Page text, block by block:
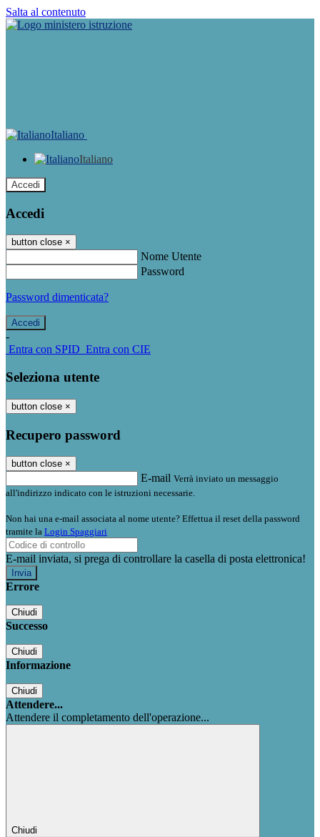
Salta al contenuto
Italiano
Italiano
Accedi
Accedi
button close ×
Nome Utente
Password
Password dimenticata?
-
Entra con SPID Entra con CIE
Seleziona utente
button close ×
Recupero password
button close ×
E-mail Verrà inviato un messaggio
all'indirizzo indicato con le istruzioni necessarie.
Non hai una e-mail associata al nome utente? Effettua il reset della password
tramite la Login Spaggiari
E-mail inviata, si prega di controllare la casella di posta elettronica!
Errore
Chiudi
Successo
Chiudi
Informazione
Chiudi
Attendere...
Attendere il completamento dell'operazione...
Chiudi